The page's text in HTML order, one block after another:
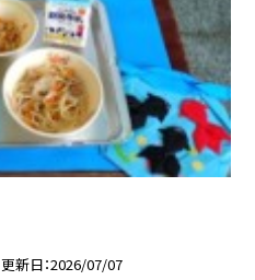
更新日 2026/07/07